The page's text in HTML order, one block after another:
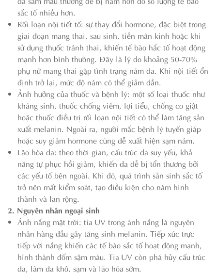
sắc tố nhiều hơn.
Rối loạn nội tiết tố: sự thay đổi hormone, đặc biệt trong
giai đoạn mang thai, sau sinh, tiền mãn kinh hoặc khi
sử dụng thuốc tránh thai, khiến tế bào hắc tố hoạt động
mạnh hơn bình thường. Đây là lý do khoảng 50-70%
phụ nữ mang thai gặp tình trạng nám da. Khi nội tiết ổn
định trở lại, mức độ nám có thể giảm dần.
Ảnh hưởng của thuốc và bệnh lý: một số loại thuốc như
kháng sinh, thuốc chống viêm, lợi tiểu, chống co giật
hoặc thuốc điều trị rối loạn nội tiết có thể làm tăng sản
xuất melanin. Ngoài ra, người mắc bệnh lý tuyến giáp
hoặc suy giảm hormone cũng dễ xuất hiện sạm nám.
Lão hóa da: theo thời gian, cấu trúc da suy yếu, khả
năng tự phục hồi giảm, khiến da dễ bị tổn thương bởi
các yếu tố bên ngoài. Khi đó, quá trình sản sinh sắc tố
trở nên mất kiểm soát, tạo điều kiện cho nám hình
thành và lan rộng.
2. Nguyên nhân ngoại sinh
Ánh nắng mặt trời: tia UV trong ánh nắng là nguyên
nhân hàng đầu gây tăng sinh melanin. Tiếp xúc trực
tiếp với nắng khiến các tế bào sắc tố hoạt động mạnh,
hình thành đốm sậm màu. Tia UV còn phá hủy cấu trúc
da, làm da khô, sạm và lão hóa sớm.